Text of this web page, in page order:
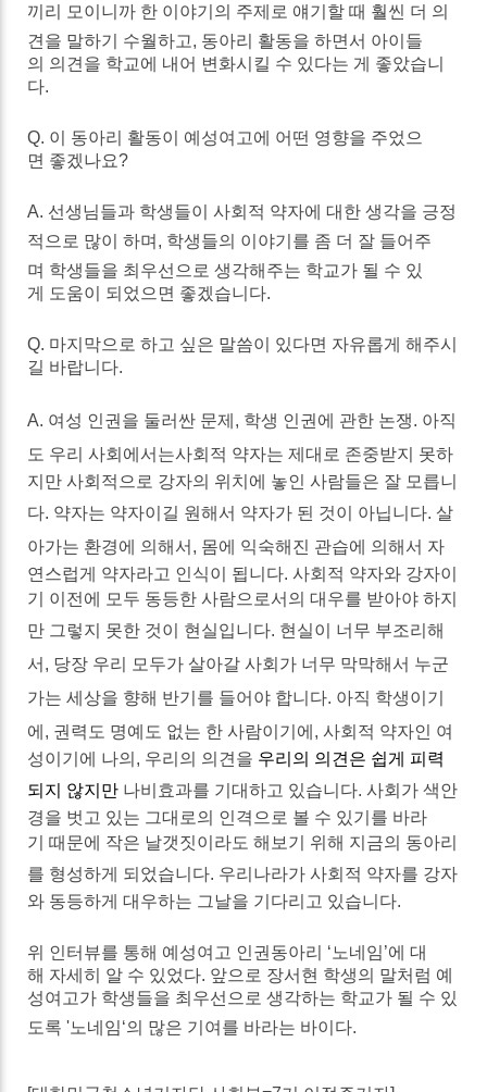
끼리
모이니까 한 이야기의 주제로 얘기할 때 훨씬 더 의
견을 말하기 수월하고, 동아리 활동을 하면서 아이들
의 의견을 학교에 내어 변화시킬 수 있다는 게 좋았습니
다.
Q. 이 동아리 활동이 예성여고에 어떤 영향을 주었으
면 좋겠나요?
A. 선생님들과 학생들이 사회적 약자에 대한 생각을 긍정
적으로 많이 하며 , 학생들의 이야기를 좀 더 잘 들어주
며 학생들을 최우선으로 생각해주는 학교가 될 수 있
게
도움이 되었으면 좋겠습니다.
Q. 마지막으로 하고 싶은 말씀이 있다면 자유롭게 해주시
길 바랍니다.
A. 여성 인권을 둘러싼 문제 , 학생 인권에 관한 논쟁. 아직
도 우리 사회에서는사회적 약자는 제대로 존중받지
못하
지만 사회적으로 강자의 위치에 놓인 사람들은 잘 모릅니
다. 약자는 약자이길 원해서 약자가 된 것이 아닙니다. 살
아가는 환경에 의해서 , 몸에 익숙해진 관습에 의해서 자
연스럽게 약자라고 인식이 됩니다.사회적 약자와 강자이
기
이전에 모두 동등한 사람으로서의 대우를 받아야 하지
만 그렇지 못한 것이 현실입니다. 현실이 너무 부조리해
서 , 당장 우리 모두가 살아갈 사회가 너무 막막해서 누군
가는 세상을 향해 반기를 들어야 합니다. 아직 학생이기
에 , 권력도 명예도 없는 한 사람이기에 , 사회적 약자인
여
성이기에 나의 , 우리의 의견을 우리의 의견은 쉽게 피력
되지 않지만 나비효과를 기대하고 있습니다. 사회가 색안
경을 벗고 있는 그대로의 인격으로 볼 수 있기를 바라
기
때문에 작은 날갯짓이라도 해보기 위해 지금의 동아리
를 형성하게 되었습니다. 우리나라가 사회적 약자를 강자
와 동등하게 대우하는 그날을 기다리고 있습니다.
위 인 터뷰를 통해 예성여고 인권동아리 ‘ 노네임’에 대
해 자세히 알 수 있었다. 앞으로 장서현 학생의 말처럼 예
성여고가 학생들을 최우선으로 생각하는 학교가 될 수 있
도록 '노네임‘의 많은 기여를 바라는 바이다.